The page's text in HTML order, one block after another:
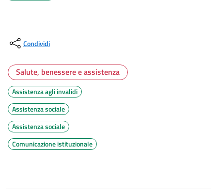
Condividi
Salute, benessere e assistenza
Assistenza agli invalidi
Assistenza sociale
Assistenza sociale
Comunicazione istituzionale